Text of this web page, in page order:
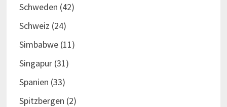
Schweden (42)
Schweiz (24)
Simbabwe(11)
Singapur(31)
Spanien (33)
Spitzbergen (2)